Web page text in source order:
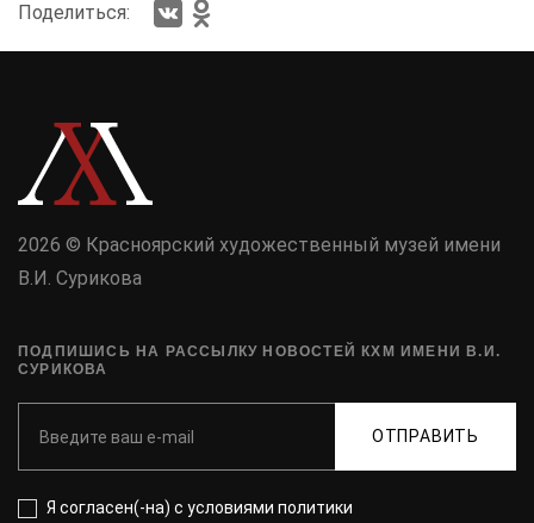
Поделиться:
2026 © Красноярский художественный музей имени
В.И. Сурикова
ПОДПИШИСЬ НА РАССЫЛКУ НОВОСТЕЙ КХМ ИМЕНИ В.И.
СУРИКОВА
ОТПРАВИТЬ
Я согласен(-на) с условиями политики